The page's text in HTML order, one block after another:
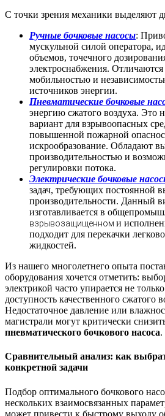
С точки зрения механики выделяют
Ручные бочковые насосы:
мускульной силой оператора,
объемов, точечного
электроснабжения. Отличаются
мобильностью и
источников энергии.
Пневматические бочковые
энергию сжатого воздуха. Это
вариант для взрывоопасных
повышенной пожарной
искрообразование. Обладают
производительностью и
регулировки потока.
Электрические бочковые
задач, требующих постоянной
производительности. Данный
изготавливается в
взрывозащищенном и
подходит для перекачки
жидкостей.
Из нашего многолетнего опыта
оборудования хочется отметить:
электрикой часто упирается не
доступность качественного сжатого
Недостаточное давление или
магистрали могут критически
пневматического бочкового насоса.
Сравнительный анализ: как
конкретной задачи
Подбор оптимального бочкового
нескольких взаимосвязанных
может привести к быстрому выходу